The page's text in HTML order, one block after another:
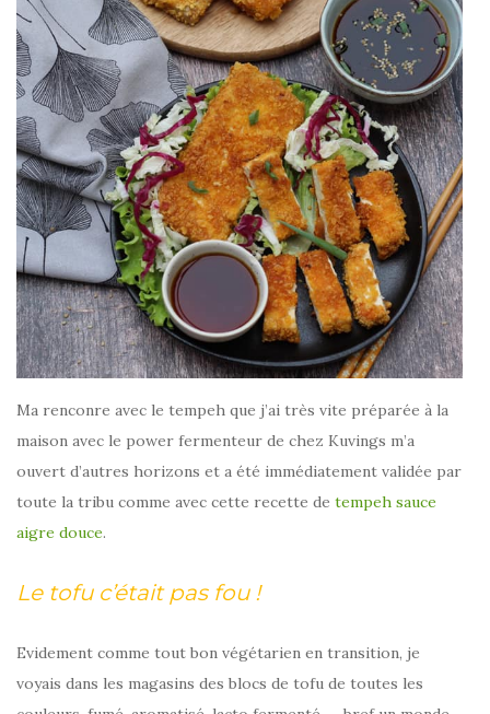
Ma renconre avec le tempeh que j’ai très vite préparée à la
maison avec le power fermenteur de chez Kuvings m’a
ouvert d’autres horizons et a été immédiatement validée par
toute la tribu comme avec cette recette de tempeh sauce
aigre douce.
Le tofu c’était pas fou !
Evidement comme tout bon végétarien en transition, je
voyais dans les magasins des blocs de tofu de toutes les